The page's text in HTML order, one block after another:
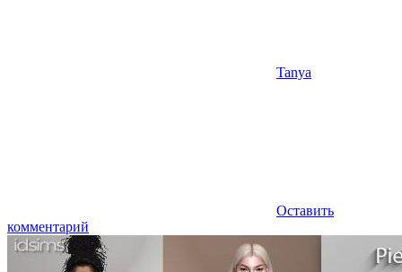
Tanya
Оставить
комментарий